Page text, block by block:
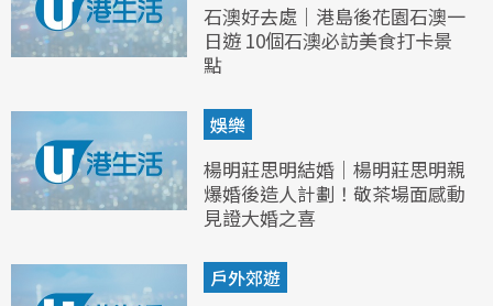
石澳好去處｜港島後花園石澳一
日遊 10個石澳必訪美食打卡景
點
娛樂
楊明莊思明結婚｜楊明莊思明親
爆婚後造人計劃！敬茶場面感動
見證大婚之喜
戶外郊遊